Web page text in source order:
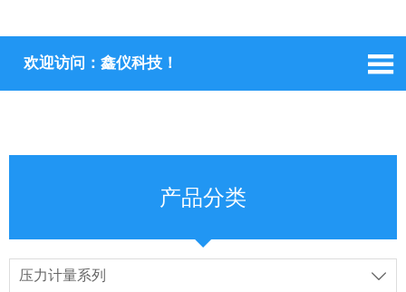
欢迎访问：鑫仪科技！ 
产品分类
压力计量系列 